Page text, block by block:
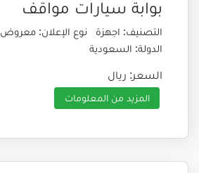
بوابة سيارات مواقف
التصنيف: اجهزة
نوع الإعلان: معروض
الدولة: السعودية
السعر: ريال
المزيد من المعلومات